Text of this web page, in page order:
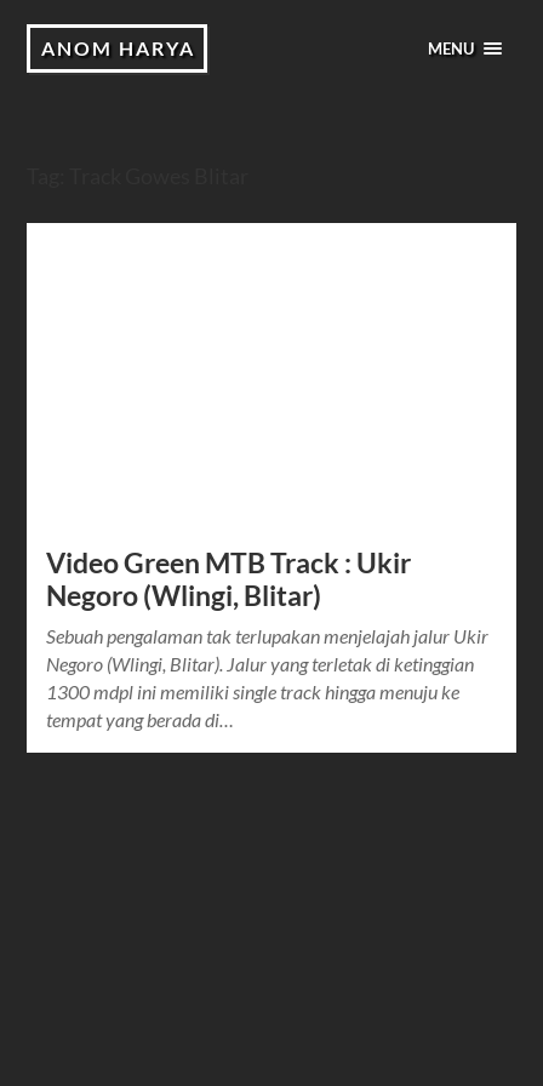
ANOM HARYA MENU
Video Green MTB Track : Ukir
Negoro (Wlingi, Blitar)
Sebuah pengalaman tak terlupakan menjelajah jalur Ukir
Negoro (Wlingi, Blitar). Jalur yang terletak di ketinggian
1300 mdpl ini memiliki single track hingga menuju ke
tempat yang berada di…